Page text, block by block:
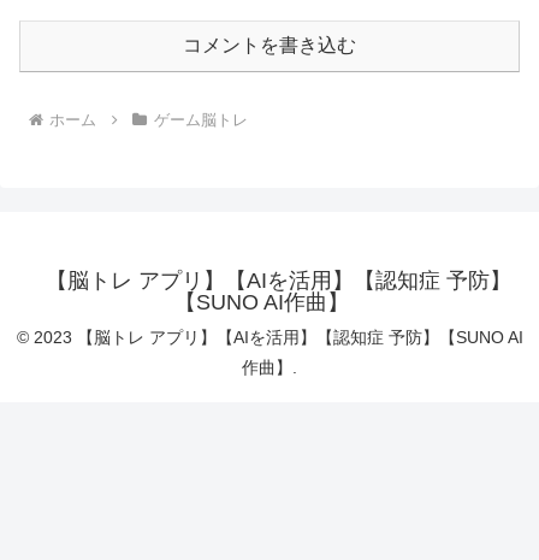
コメントを書き込む
ホーム ゲーム脳トレ
【脳トレ アプリ】【AIを活用】【認知症 予防】
【SUNO AI作曲】
© 2023 【脳トレ アプリ】【AIを活用】【認知症 予防】【SUNO AI
作曲】.